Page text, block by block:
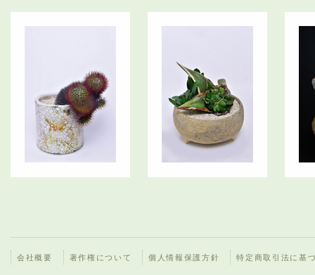
会社概要 著作権について 個人情報保護方針 特定商取引法に基